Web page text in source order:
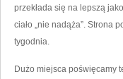
przekłada się na lepszą
ciało „nie nadąża”. Strona
tygodnia.
Dużo miejsca poświęcamy